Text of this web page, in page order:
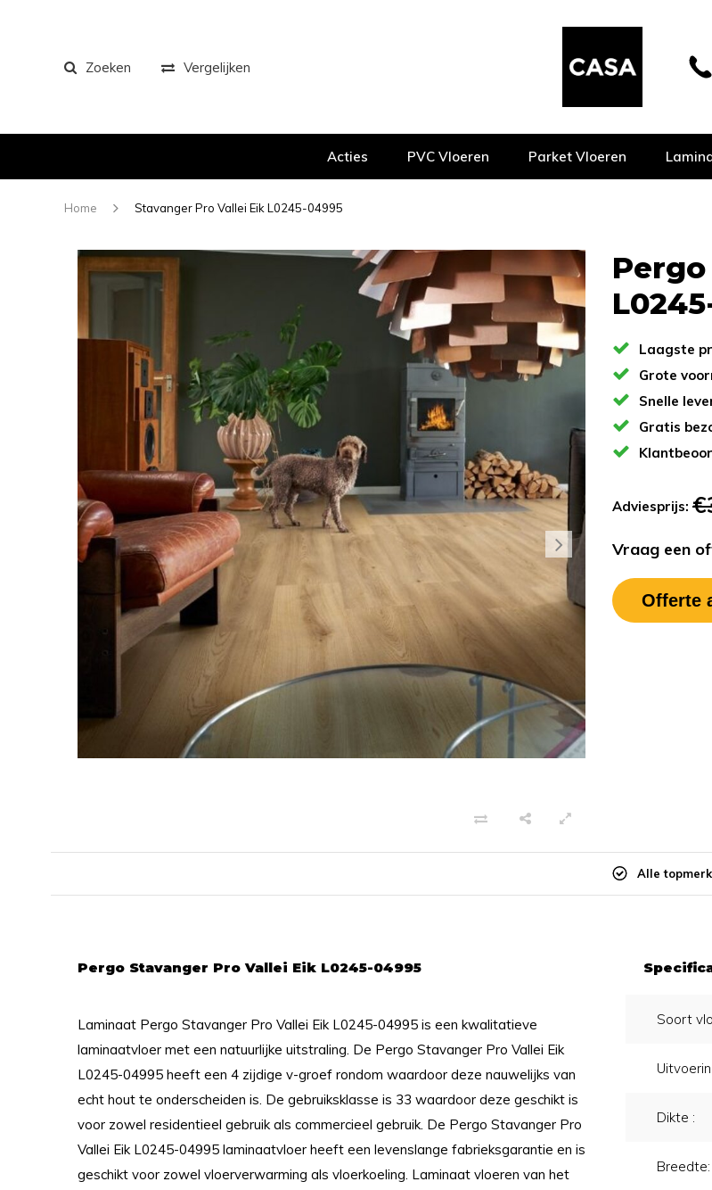
Zoeken Vergelijken
Acties PVC Vloeren Parket Vloeren
Home Stavanger Pro Vallei Eik L0245-04995
Laagste
Grote
Snelle
Gratis
Adviesprijs:
Vraag een
Offerte
Alle
Pergo Stavanger Pro Vallei Eik L0245-04995
Laminaat Pergo Stavanger Pro Vallei Eik L0245-04995 is een kwalitatieve
laminaatvloer met een natuurlijke uitstraling. De Pergo Stavanger Pro Vallei Eik
L0245-04995 heeft een 4 zijdige v-groef rondom waardoor deze nauwelijks van
echt hout te onderscheiden is. De gebruiksklasse is 33 waardoor deze geschikt is
voor zowel residentieel gebruik als commercieel gebruik. De Pergo Stavanger Pro
Vallei Eik L0245-04995 laminaatvloer heeft een levenslange fabrieksgarantie en is
geschikt voor zowel vloerverwarming als vloerkoeling. Laminaat vloeren van het
Soort
Dikte :
Breedte: